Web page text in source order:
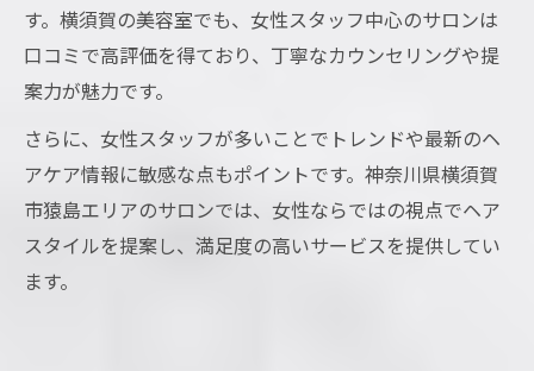
す。横須賀の美容室でも、女性スタッフ中心のサロンは
口コミで高評価を得ており、丁寧なカウンセリングや提
案力が魅力です。
さらに、女性スタッフが多いことでトレンドや最新のヘ
アケア情報に敏感な点もポイントです。神奈川県横須賀
市猿島エリアのサロンでは、女性ならではの視点でヘア
スタイルを提案し、満足度の高いサービスを提供してい
ます。